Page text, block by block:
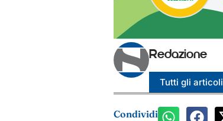
Redazione
Tutti gli articoli
Condividi